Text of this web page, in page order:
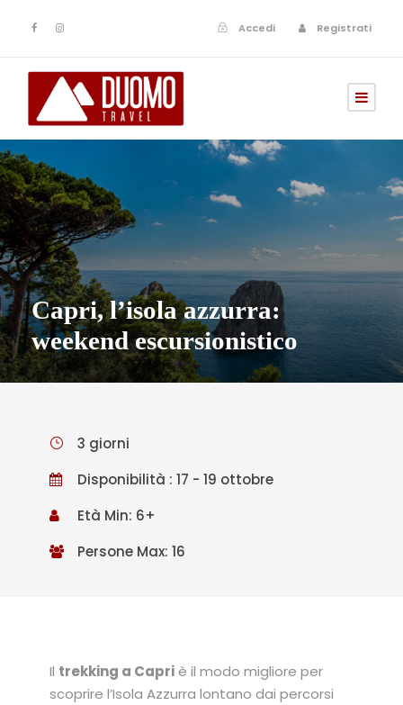
Accedi Registrati
Capri, l’isola azzurra:
weekend escursionistico
3 giorni
Disponibilità : 17 - 19 ottobre
Età Min: 6+
Persone Max: 16
Il trekking a Capriè il modo migliore per
scoprire l’Isola Azzurra lontano dai percorsi